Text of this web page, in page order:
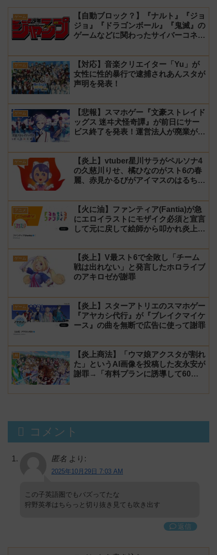
ゲーム
【自動ブロック？】『ナルト』『ジョ
ジョ』『ドラゴンボール』『鬼滅』の
ゲームなどに関わったサイバーコネク
ブロックされてしまう
ゲーム
【対応】音楽クリエイター「Yu」が
女性に性的暴行で逮捕されあんスタが
声明を発表！
ゲーム
【悲報】スマホゲー『文豪ストレイド
ッグス 迷ヰ犬怪奇譚』が前日にサー
ビス終了を発表！運営法人が廃業が原
ゲーム
【炎上】vtuber星川サラがペルソナ4
の久慈川りせ、橘ひなのがスト6の春
麗、赤見かるびがアイマスのはるちは
アニメ
【火に油】ファンティア(Fantia)が急
にエロイラストにモザイク必須と宣言
して元に戻して絵師から叩かれ炎上し
ゲーム
【炎上】V最スト6で全敗し「チーム
戦は出れない」と発言したホロライブ
のアキロゼが謝罪
ゲーム
【炎上】スターアトリエのスマホゲー
『アヤカシ代行』が『ブレイクマイケ
ース』の曲を無断で広告に使って謝罪
AI
【炎上商法】「ウマ娘アクスタが割れ
た」というAI画像を投稿した友永安が
謝罪→「有料プランに誘導して60万
娘エロイラストをリポスト！
コメント
匿名 より:
2025年10月29日 7:03 AM
この子英語圏でもバズってたな
狩野英孝はちらっと切り抜き見ても吹き出す
返信